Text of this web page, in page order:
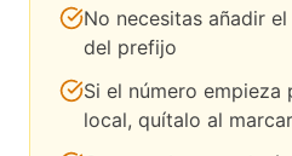
No necesitas añadir
del prefijo
Si el número
local, quítalo al